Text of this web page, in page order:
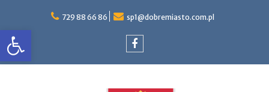
Otwórz pasek narzędzicontent
729 88 66 86 sp1@dobremiasto.com.pl